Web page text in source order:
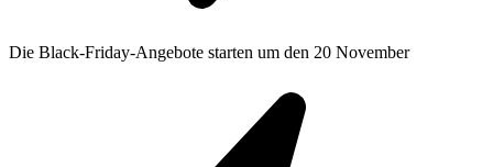
Die Black-Friday-Angebote starten um den 20 November